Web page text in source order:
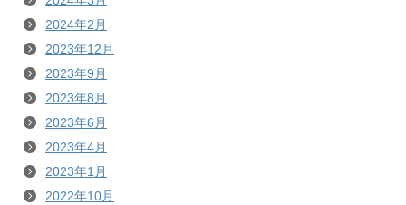
2024年2月
2023年12月
2023年9月
2023年8月
2023年6月
2023年4月
2023年1月
2022年10月